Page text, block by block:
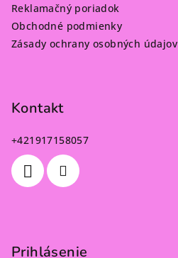
Reklamačný poriadok
Obchodné podmienky
Zásady ochrany osobných údajov
Kontakt
+421917158057
Prihlásenie